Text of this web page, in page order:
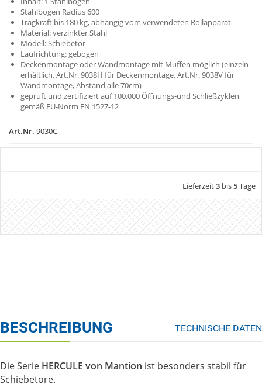
Stahlbogen Radius 600
Tragkraft bis 180 kg, abhängig vom verwendeten Rollapparat
Material: verzinkter Stahl
Modell: Schiebetor
Laufrichtung: gebogen
Deckenmontage oder Wandmontage mit Muffen möglich (einzeln
erhältlich, Art.Nr. 9038H für Deckenmontage, Art.Nr. 9038V für
Wandmontage, Abstand alle 70cm)
geprüft und zertifiziert auf 100.000 Öffnungs-und Schließzyklen
gemäß EU-Norm EN 1527-12
Art.Nr. 9030C
Lieferzeit3 bis5Tage
BESCHREIBUNG TECHNISCHE DATEN
Die Serie HERCULE von Mantion ist besonders stabil für
Schiebetore.